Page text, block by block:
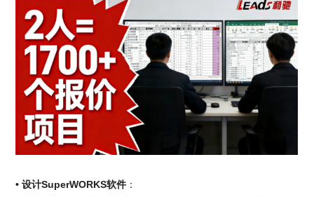
• 设计SuperWORKS软件 ：